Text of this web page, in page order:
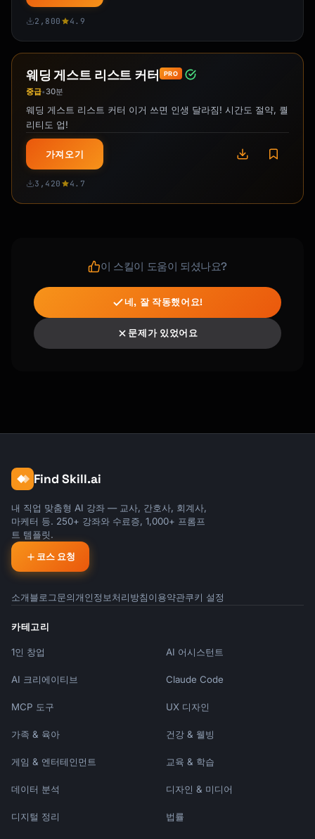
2,800 4.9
웨딩 게스트 리스트 커터 PRO
중급•30분
웨딩 게스트 리스트 커터 이거 쓰면 인생 달라짐! 시간도 절약, 퀄
리티도 업!
가져오기
3,420 4.7
이 스킬이 도움이 되셨나요?
네, 잘 작동했어요!
문제가 있었어요
Find Skill.ai
내 직업 맞춤형 AI 강좌 — 교사, 간호사, 회계사,
마케터 등. 250+ 강좌와 수료증, 1,000+ 프롬프
트 템플릿.
코스 요청
소개블로그문의개인정보처리방침이용약관쿠키 설정
카테고리
1인 창업 AI 어시스턴트
AI 크리에이티브 Claude Code
MCP 도구 UX 디자인
가족 & 육아 건강 & 웰빙
게임 & 엔터테인먼트 교육 & 학습
데이터 분석 디자인 & 미디어
디지털 정리 법률